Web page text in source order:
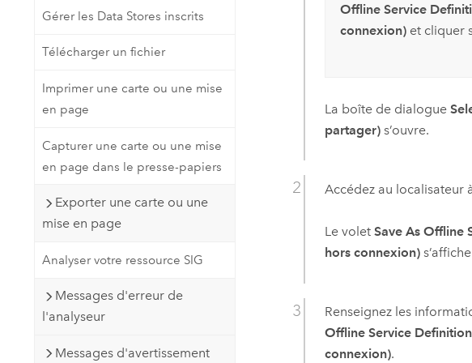
Gérer les Data Stores inscrits
Télécharger un fichier
Imprimer une carte ou une mise
en page
Capturer une carte ou une mise
en page dans le presse-papiers
Exporter une carte ou une
mise en page
Analyser votre ressource SIG
Messages d'erreur de
l'analyseur
Messages d'avertissement
Offline Service
connexion)et cliquer
La boîte de dialogue
partager) s’ouvre.
Accédez au localisateur
Le voletSave As Offline
hors connexion)
Renseignez les
Offline Service
connexion).